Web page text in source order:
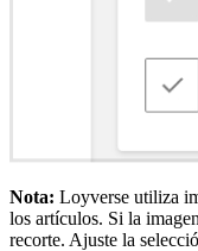
Nota: Loyverse utiliza
los artículos. Si la
recorte. Ajuste la